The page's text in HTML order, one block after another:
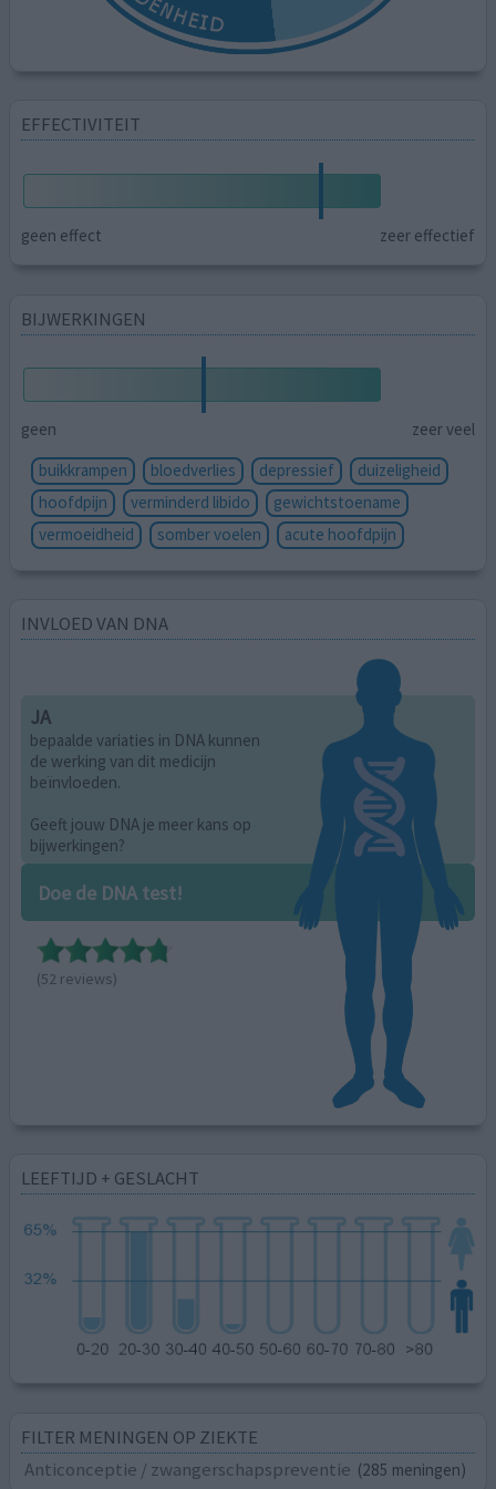
EFFECTIVITEIT
geen effect zeer effectief
BIJWERKINGEN
geen
zeer veel
buikkrampen
bloedverlies depressief
duizeligheid
hoofdpijn
verminderd libido
gewichtstoename
vermoeidheid
somber voelen acute hoofdpijn
INVLOED VAN DNA
JA
bepaalde variaties in DNA kunnen
de werking van dit medicijn
beïnvloeden.
Geeft jouw DNA je meer kans op
bijwerkingen?
Doe de DNA test!
(52 reviews)
LEEFTIJD + GESLACHT
FILTER MENINGEN OP ZIEKTE
Anticonceptie / zwangerschapspreventie (285 meningen)